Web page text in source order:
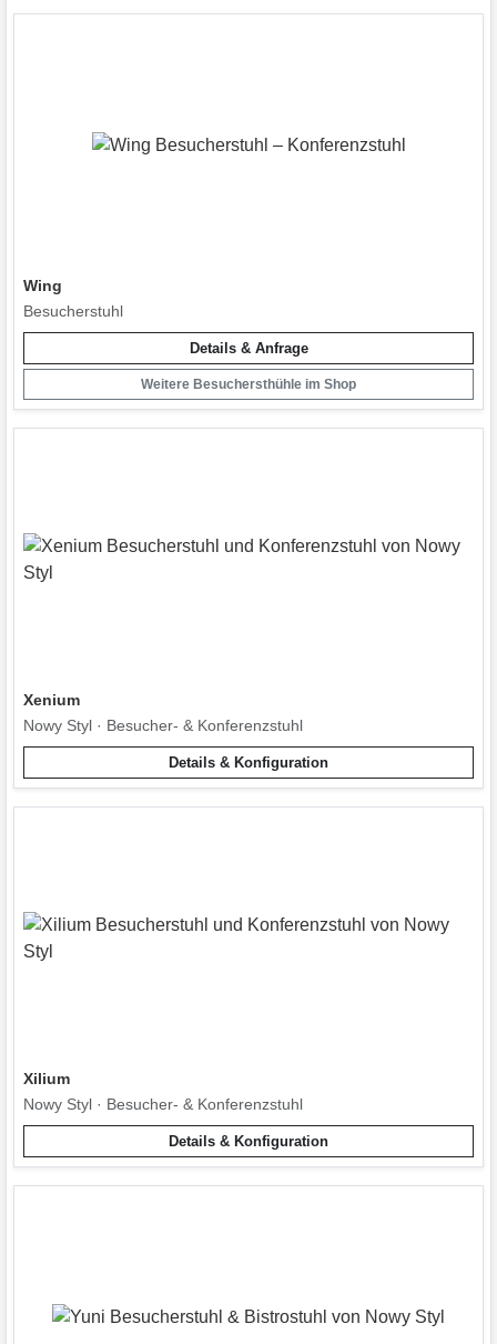
Wing
Besucherstuhl
Details & Anfrage
Weitere Besuchersthühle im Shop
Xenium
Nowy Styl · Besucher- & Konferenzstuhl
Details & Konfiguration
Xilium
Nowy Styl · Besucher- & Konferenzstuhl
Details & Konfiguration